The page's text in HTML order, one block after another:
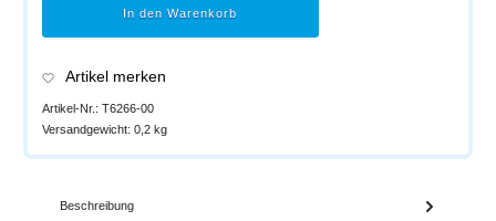
In den Warenkorb
Artikel merken
Artikel-Nr.: T6266-00
Versandgewicht: 0,2 kg
Beschreibung